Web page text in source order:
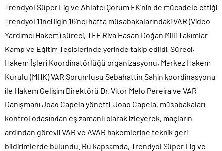
Trendyol Süper Lig ve Ahlatcı Çorum FK’nin de mücadele ettiği
Trendyol 1’inci ligin 16’ncı hafta müsabakalarındaki VAR (Video
Yardımcı Hakem) süreci, TFF Riva Hasan Doğan Milli Takımlar
Kamp ve Eğitim Tesislerinde yerinde takip edildi. Süreci,
Hakem İşleri Koordinatörlüğü organizasyonu, Merkez Hakem
Kurulu (MHK) VAR Sorumlusu Sebahattin Şahin koordinasyonu
ile Hakem Gelişim Direktörü Dr. Vitor Melo Pereira ve VAR
Danışmanı Joao Capela yönetti. Joao Capela, müsabakaları
kontrol odasından eş zamanlı olarak izleyerek, maçların
ardından görevli VAR ve AVAR hakemlerine teknik geri
bildirimlerde bulundu. Bu kapsamda, Trendyol Süper Lig ve